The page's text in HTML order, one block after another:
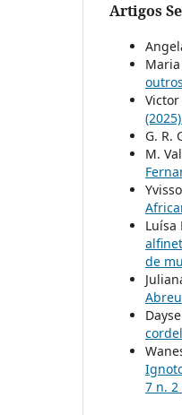
Artigos
Victor
G. R.
M.
Luísa
de
Abreu
7 n. 2